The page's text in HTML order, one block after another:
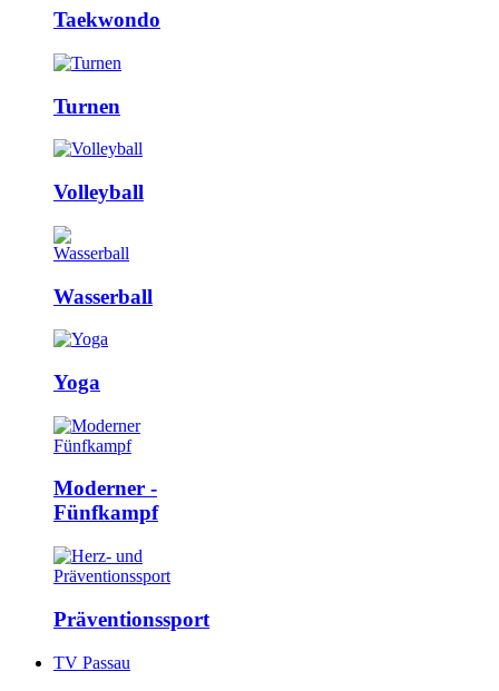
Taekwondo
Turnen
Volleyball
Wasserball
Yoga
Moderner ­
Fünfkampf
Präventions­sport
TV Passau